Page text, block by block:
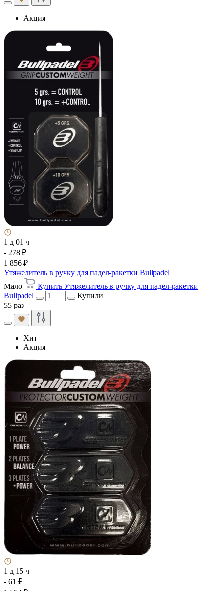
Акция
1 д 01 ч
- 278 ₽
1 856 ₽
Утяжелитель в ручку для падел-ракетки Bullpadel
Мало
Купить Утяжелитель в ручку для падел-ракетки
Bullpadel
Купили
55 раз
Хит
Акция
1 д 15 ч
- 61 ₽